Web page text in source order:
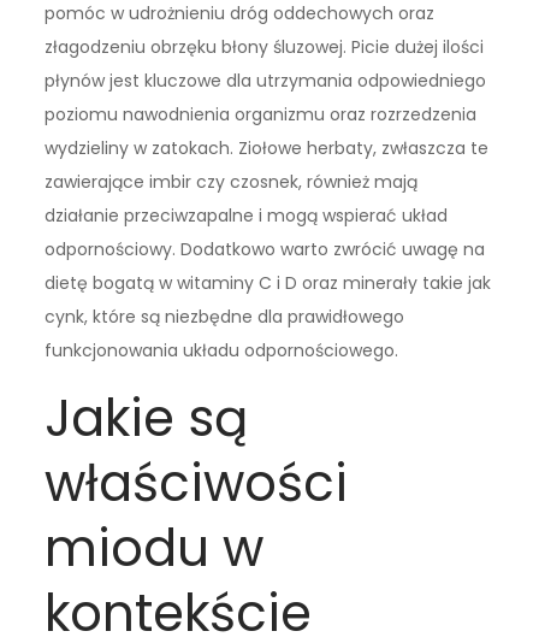
pomóc w udrożnieniu dróg oddechowych oraz
złagodzeniu obrzęku błony śluzowej. Picie dużej ilości
płynów jest kluczowe dla utrzymania odpowiedniego
poziomu nawodnienia organizmu oraz rozrzedzenia
wydzieliny w zatokach. Ziołowe herbaty, zwłaszcza te
zawierające imbir czy czosnek, również mają
działanie przeciwzapalne i mogą wspierać układ
odpornościowy. Dodatkowo warto zwrócić uwagę na
dietę bogatą w witaminy C i D oraz minerały takie jak
cynk, które są niezbędne dla prawidłowego
funkcjonowania układu odpornościowego.
Jakie są
właściwości
miodu w
kontekście